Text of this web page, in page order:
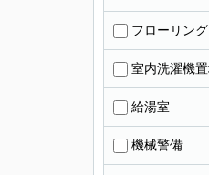
フローリング
室内洗濯機
給湯室
機械警備